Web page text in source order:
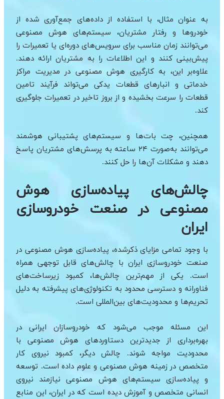
به عنوان مثال، با استفاده از داده‌های جمع‌آوری شده از
خودروها و رفتار مشتریان، سیستم‌های هوش مصنوعی
می‌توانند زمان مناسب برای سرویس‌های دوره‌ای یا تعمیرات را
پیش‌بینی کنند و این اطلاعات را به مشتریان ارائه دهند.
علاوه‌بر این، به کارگیری هوش مصنوعی در مدیریت مراکز
خدماتی و انبارهای قطعات یدکی می‌تواند فرآیند تامین
قطعات را سرعت بخشیده و از بروز تاخیر در تعمیرات جلوگیری
کند.
همچنین، چت بات‌ها و سیستم‌های پشتیبانی هوشمند
می‌توانند به‌صورت ۲۴ ساعته به پرسش‌های مشتریان پاسخ
دهند و مشکلات آن‌ها را حل کنند.
چالش‌های پیاده‌سازی هوش
مصنوعی در صنعت خودروسازی
ایران
با وجود تمامی مزایای ذکرشده، پیاده‌سازی هوش مصنوعی در
صنعت خودروسازی ایران با چالش‌های قابل توجهی همراه
است. یکی از مهم‌ترین چالش‌ها، کمبود زیرساخت‌های
فناورانه و دسترسی محدود به تکنولوژی‌های پیشرفته به دلیل
تحریم‌ها و محدودیت‌های بین‌المللی است.
این مسئله موجب می‌شود که خودروسازان ایرانی در
بهره‌برداری از جدیدترین دستاوردهای هوش مصنوعی با
محدودیت مواجه شوند. چالش دیگر، کمبود نیروی کار
متخصص در زمینه هوش مصنوعی و علوم داده است. توسعه
و پیاده‌سازی سیستم‌های هوش مصنوعی نیازمند نیروی
انسانی متخصص و آموزش دیده است که در ایران، این منابع